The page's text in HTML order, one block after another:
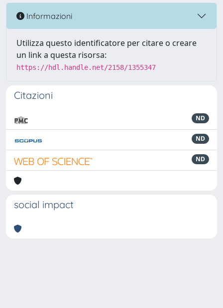
Informazioni
Utilizza questo identificatore per citare o creare
un link a questa risorsa:
https://hdl.handle.net/2158/1355347
Citazioni
ND
ND
ND
social impact